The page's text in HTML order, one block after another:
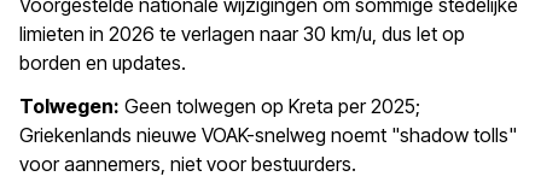
Voorgestelde nationale wijzigingen om sommige stedelijke
limieten in 2026 te verlagen naar 30 km/u, dus let op
borden en updates.
Tolwegen: Geen tolwegen op Kreta per 2025;
Griekenlands nieuwe VOAK-snelweg noemt "shadow tolls"
voor aannemers, niet voor bestuurders.